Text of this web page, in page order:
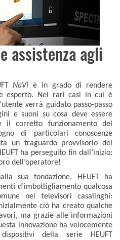
assistenza agli
NaVi è in grado di rendere
esperto. Nei rari casi in cui è
verrà guidato passo-passo
e suoni su cosa deve essere
il corretto funzionamento del
di particolari conoscenze
un traguardo provvisorio del
ha perseguito fin dall’inizio:
dell’operatore!
sua fondazione, HEUFT ha
d’imbottigliamento qualcosa
nei televisori casalinghi:
ciò ha creato qualche
ma grazie alle informazioni
innovazione ha velocemente
della serie HEUFT